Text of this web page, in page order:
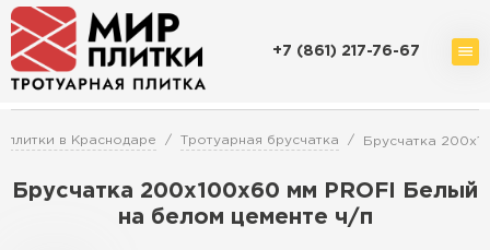
+7 (861) 217-76-67
в Краснодаре Тротуарная брусчатка Брусчатка
Брусчатка 200х100х60 мм PROFI Белый
на белом цементе ч/п